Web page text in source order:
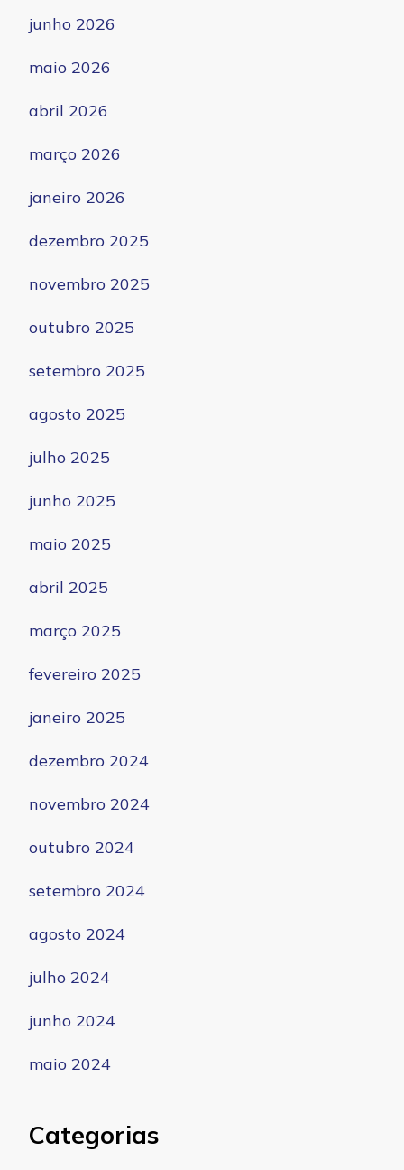
junho 2026
maio 2026
abril 2026
março 2026
janeiro 2026
dezembro 2025
novembro 2025
outubro 2025
setembro 2025
agosto 2025
julho 2025
junho 2025
maio 2025
abril 2025
março 2025
fevereiro 2025
janeiro 2025
dezembro 2024
novembro 2024
outubro 2024
setembro 2024
agosto 2024
julho 2024
junho 2024
maio 2024
Categorias